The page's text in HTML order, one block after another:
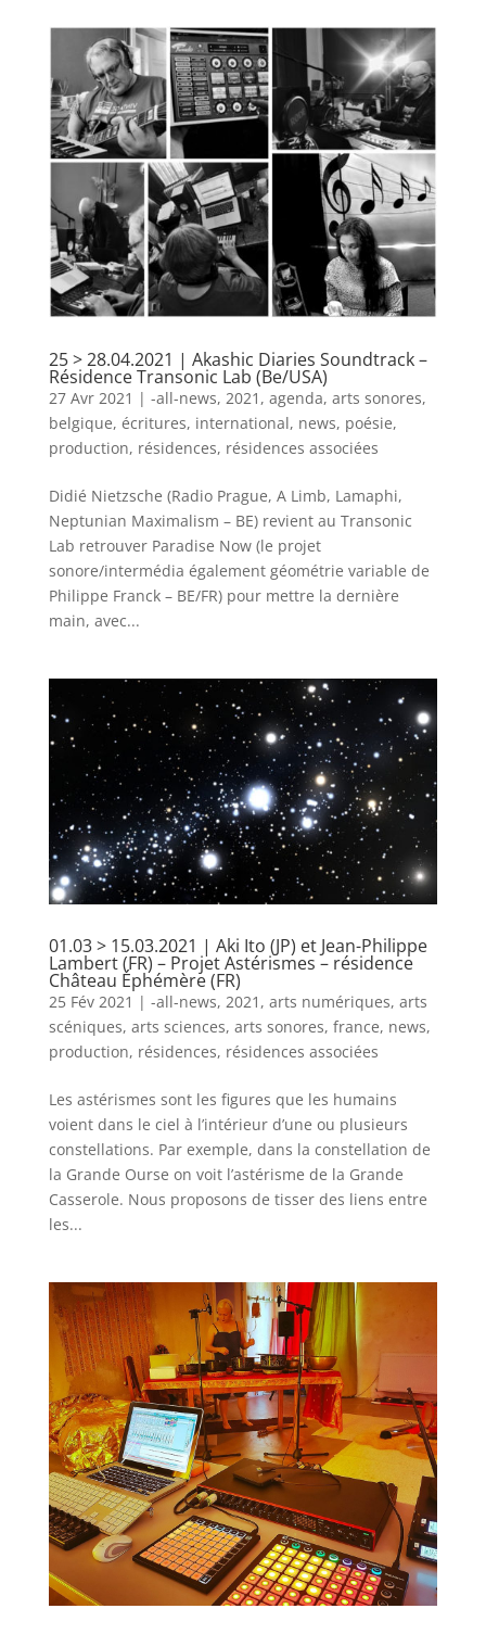
25 > 28.04.2021 | Akashic Diaries Soundtrack –
Résidence Transonic Lab (Be/USA)
27 Avr 2021 | -all-news, 2021 , agenda, arts sonores,
belgique, écritures, international, news, poésie,
production, résidences, résidences associées
​Didié Nietzsche (Radio Prague, A Limb, Lamaphi,
Neptunian Maximalism – BE) revient au Transonic
Lab retrouver Paradise Now (le projet
sonore/intermédia également géométrie variable de
Philippe Franck – BE/FR) pour mettre la dernière
main, avec...
01.03 > 15.03.2021 | Aki Ito (JP) et Jean-Philippe
Lambert (FR) – Projet Astérismes – résidence
Château Éphémère (FR)
25 Fév 2021 | -all-news, 2021 , arts numériques, arts
scéniques, arts sciences, arts sonores, france, news,
production, résidences, résidences associées
Les astérismes sont les figures que les humains
voient dans le ciel à l’intérieur d’une ou plusieurs
constellations. Par exemple, dans la constellation de
la Grande Ourse on voit l’astérisme de la Grande
Casserole. Nous proposons de tisser des liens entre
les...